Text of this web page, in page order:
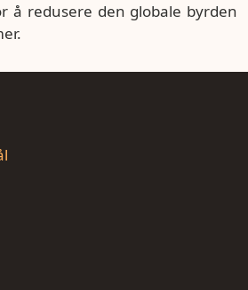
å redusere den globale byrden